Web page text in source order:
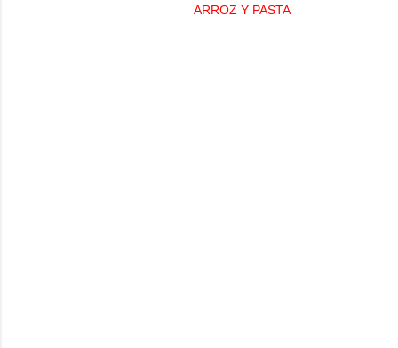
ARROZ Y PASTA